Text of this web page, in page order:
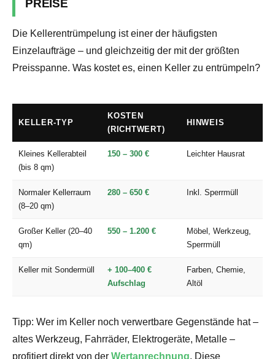
PREISE
Die Kellerentrümpelung ist einer der häufigsten
Einzelaufträge – und gleichzeitig der mit der größten
Preisspanne. Was kostet es, einen Keller zu entrümpeln?
KELLER-TYP
KOSTEN
(RICHTWERT)
HINWEIS
Kleines Kellerabteil
(bis 8 qm)
150 – 300 € Leichter Hausrat
Normaler Kellerraum
(8–20 qm)
280 – 650 € Inkl. Sperrmüll
Großer Keller (20–40
qm)
550 – 1.200 €
Möbel, Werkzeug,
Sperrmüll
Keller mit Sondermüll
+ 100–400 €
Aufschlag
Farben, Chemie,
Altöl
Tipp: Wer im Keller noch verwertbare Gegenstände hat –
altes Werkzeug, Fahrräder, Elektrogeräte, Metalle –
profitiert direkt von der Wertanrechnung. Diese